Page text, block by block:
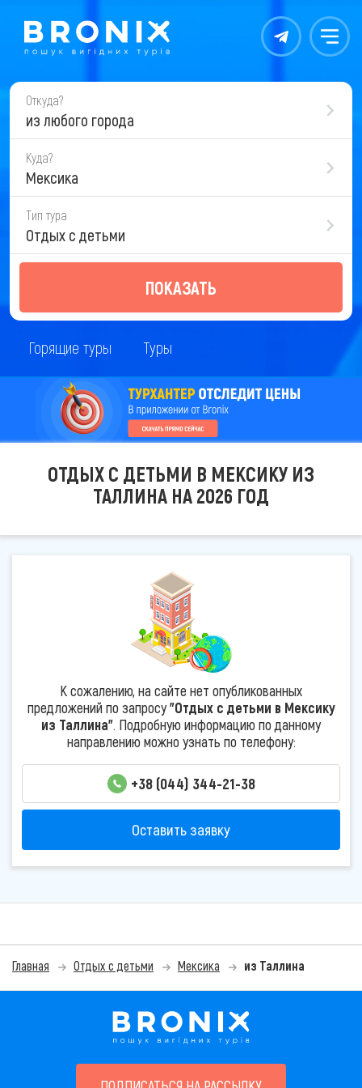
Контакты Меню
Откуда?
из любого города
Куда?
Мексика
Тип тура
Отдых с детьми
ПОКАЗАТЬ
Горящие туры Туры
ОТДЫХ С ДЕТЬМИ В МЕКСИКУ ИЗ
ТАЛЛИНА НА 2026 ГОД
К сожалению, на сайте нет опубликованных
предложений по запросу"Отдых с детьми в Мексику
из Таллина". Подробную информацию по данному
направлению можно узнать по телефону:
+38 (044) 344-21-38
Оставить заявку
Главная Отдых с детьми Мексика из Таллина